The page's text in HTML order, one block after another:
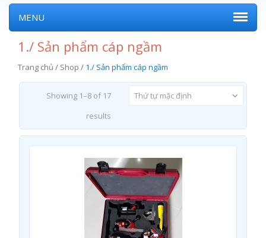
MENU
1./ Sản phẩm cáp ngầm
Trang chủ / Shop / 1./ Sản phẩm cáp ngầm
Showing 1–8 of 17
results
Thứ tự mặc định